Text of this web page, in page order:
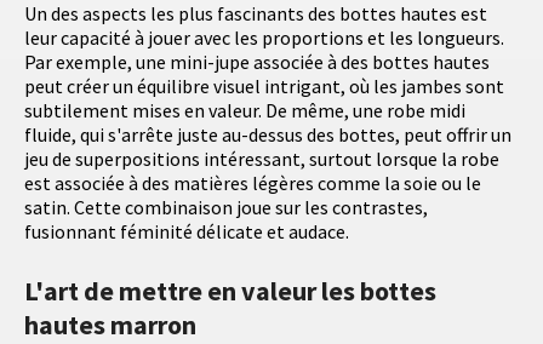
Un des aspects les plus fascinants des bottes hautes est
leur capacité à jouer avec les proportions et les longueurs.
Par exemple, une mini-jupe associée à des bottes hautes
peut créer un équilibre visuel intrigant, où les jambes sont
subtilement mises en valeur. De même, une robe midi
fluide, qui s'arrête juste au-dessus des bottes, peut offrir un
jeu de superpositions intéressant, surtout lorsque la robe
est associée à des matières légères comme la soie ou le
satin. Cette combinaison joue sur les contrastes,
fusionnant féminité délicate et audace.
L'art de mettre en valeur les bottes
hautes marron